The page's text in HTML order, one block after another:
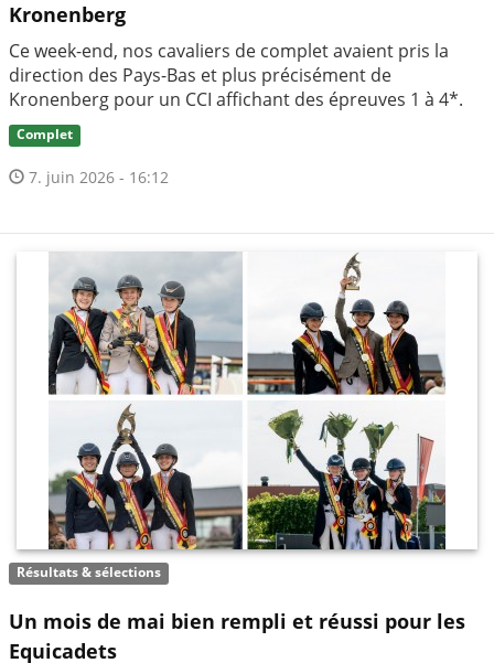
Kronenberg
Ce week-end, nos cavaliers de complet avaient pris la
direction des Pays-Bas et plus précisément de
Kronenberg pour un CCI affichant des épreuves 1 à 4*.
Complet
7. juin 2026 - 16:12
Résultats & sélections
Un mois de mai bien rempli et réussi pour les
Equicadets